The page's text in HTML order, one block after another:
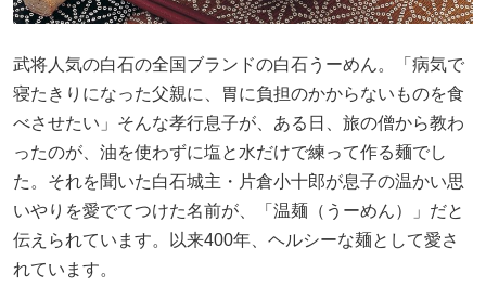
武将人気の白石の全国ブランドの白石うーめん。「病気で
寝たきりになった父親に、胃に負担のかからないものを食
べさせたい」そんな孝行息子が、ある日、旅の僧から教わ
ったのが、油を使わずに塩と水だけで練って作る麺でし
た。それを聞いた白石城主・片倉小十郎が息子の温かい思
いやりを愛でてつけた名前が、「温麺（うーめん）」だと
伝えられています。以来400年、ヘルシーな麺として愛さ
れています。